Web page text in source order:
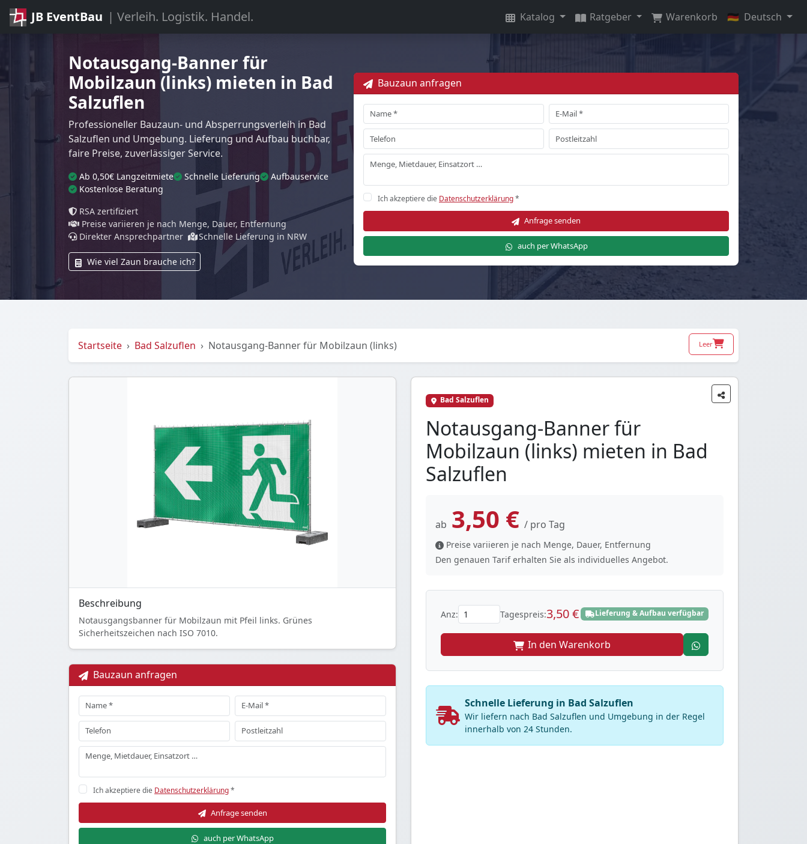
JB EventBau | Verleih. Logistik. Handel. Katalog Ratgeber Warenkorb 🇩🇪 Deutsch
Notausgang-Banner für
Mobilzaun (links) mieten in Bad
Salzuflen
Professioneller Bauzaun- und Absperrungsverleih in Bad
Salzuflen und Umgebung. Lieferung und Aufbau buchbar,
faire Preise, zuverlässiger Service.
Ab 0,50€ Langzeitmiete Schnelle Lieferung
Aufbauservice
Kostenlose Beratung
RSA zertifiziert
Preise variieren je nach Menge, Dauer, Entfernung
Direkter Ansprechpartner
Schnelle Lieferung in NRW
Wie viel Zaun brauche ich?
Bauzaun anfragen
Ich akzeptiere die Datenschutzerklärung*
Anfrage senden
auch per WhatsApp
Leer
Startseite Bad Salzuflen Notausgang-Banner für Mobilzaun (links)
Beschreibung
Notausgangsbanner für Mobilzaun mit Pfeil links. Grünes
Sicherheitszeichen nach ISO 7010.
Bauzaun anfragen
Ich akzeptiere die Datenschutzerklärung*
Anfrage senden
auch per WhatsApp
Bad Salzuflen
Notausgang-Banner für
Mobilzaun (links) mieten in Bad
Salzuflen
ab 3,50 € / pro Tag
Preise variieren je nach Menge, Dauer, Entfernung
Den genauen Tarif erhalten Sie als individuelles Angebot.
Anz: Tagespreis:3,50 € Lieferung & Aufbau verfügbar
In den Warenkorb
Schnelle Lieferung in Bad Salzuflen
Wir liefern nach Bad Salzuflen und Umgebung in der Regel
innerhalb von 24 Stunden.